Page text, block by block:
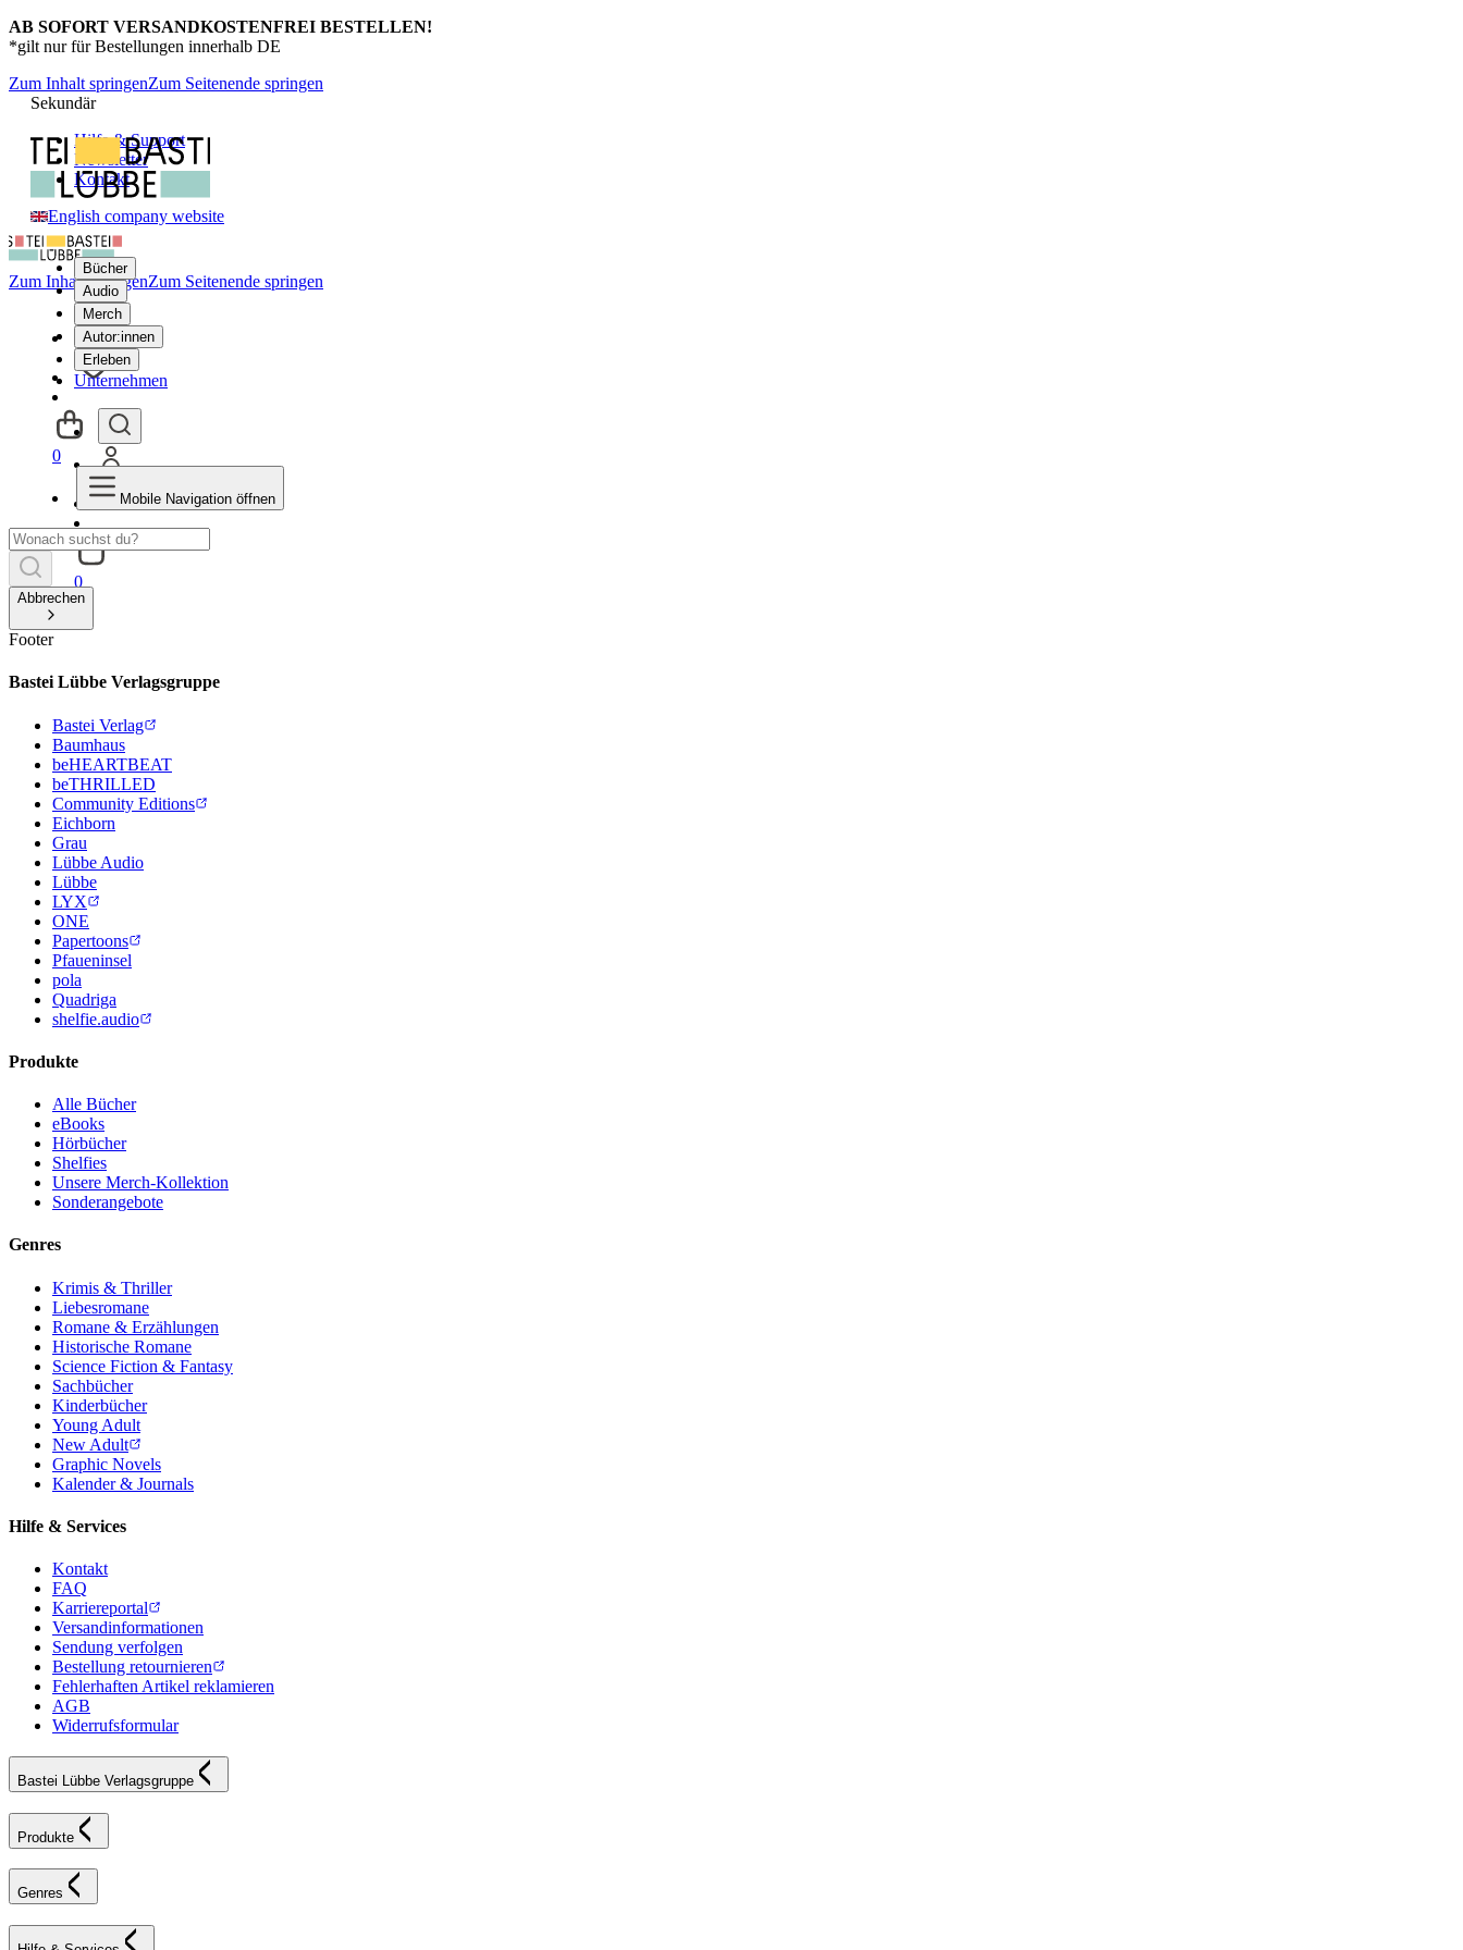
AB SOFORT VERSANDKOSTENFREI BESTELLEN!
*gilt nur für Bestellungen innerhalb DE
Zum Inhalt springenZum Seitenende springen
Sekundär
Hilfe & Support
Newsletter
Kontakt
English company website
Bücher
Audio
Merch
Autor:innen
Erleben
Unternehmen
0
Zum Inhalt springenZum Seitenende springen
0
Mobile Navigation öffnen
Abbrechen
Footer
Bastei Lübbe Verlagsgruppe
Bastei Verlag
Baumhaus
beHEARTBEAT
beTHRILLED
Community Editions
Eichborn
Grau
Lübbe Audio
Lübbe
LYX
ONE
Papertoons
Pfaueninsel
pola
Quadriga
shelfie.audio
Produkte
Alle Bücher
eBooks
Hörbücher
Shelfies
Unsere Merch-Kollektion
Sonderangebote
Genres
Krimis & Thriller
Liebesromane
Romane & Erzählungen
Historische Romane
Science Fiction & Fantasy
Sachbücher
Kinderbücher
Young Adult
New Adult
Graphic Novels
Kalender & Journals
Hilfe & Services
Kontakt
FAQ
Karriereportal
Versandinformationen
Sendung verfolgen
Bestellung retournieren
Fehlerhaften Artikel reklamieren
AGB
Widerrufsformular
Bastei Lübbe Verlagsgruppe
Produkte
Genres